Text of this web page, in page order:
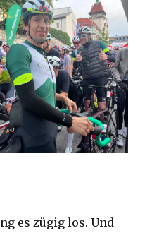
es zügig los. Und